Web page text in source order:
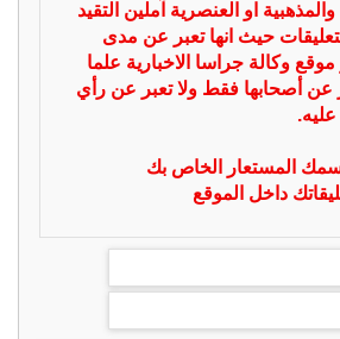
او العنصرية آملين التقيد
حيث انها تعبر عن مدى
وكالة جراسا الاخبارية علما
عن أصحابها فقط ولا تعبر عن رأي
عليه.
المستعار الخاص بك
داخل الموقع